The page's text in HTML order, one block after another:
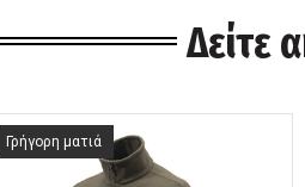
Δείτε
Γρήγορη ματιά